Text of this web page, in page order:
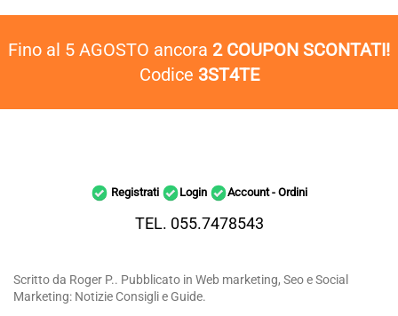
Fino al 5 AGOSTO ancora 2 COUPON SCONTATI!
Codice 3ST4TE
Registrati Login Account - Ordini
TEL. 055.7478543
Scritto da Roger P.. Pubblicato in Web marketing, Seo e Social
Marketing: Notizie Consigli e Guide.